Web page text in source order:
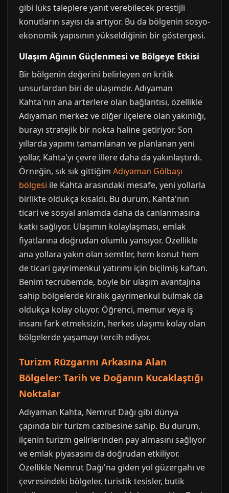
gibi lüks taleplere yanıt verebilecek prestijli
konutların sayısı da artıyor. Bu da bölgenin sosyo-
ekonomik yapısının yükseldiğinin bir göstergesi.
Ulaşım Ağının Güçlenmesi ve Bölgeye Etkisi
Bir bölgenin değerini belirleyen en kritik
unsurlardan biri de ulaşımdır. Adıyaman
Kahta'nın ana arterlere olan bağlantısı, özellikle
Adıyaman merkez ve diğer ilçelere olan yakınlığı,
burayı stratejik bir nokta haline getiriyor. Son
yıllarda yapımı tamamlanan ve planlanan yeni
yollar, Kahta'yı çevre illere daha da yakınlaştırdı.
Örneğin, sık sık gittiğim Adıyaman Gölbaşı
bölgesi ile Kahta arasındaki mesafe, yeni yollarla
birlikte oldukça kısaldı. Bu durum, Kahta'nın
ticari ve sosyal anlamda daha da canlanmasına
katkı sağlıyor. Ulaşımın kolaylaşması, emlak
fiyatlarına doğrudan olumlu yansıyor. Özellikle
ana yollara yakın olan semtler, hem konut hem
de ticari gayrimenkul yatırımı için biçilmiş kaftan.
Benim tecrübemde, böyle bir ulaşım avantajına
sahip bölgelerde kiralık gayrimenkul bulmak da
oldukça kolay oluyor. Öğrenci, memur veya iş
insanı fark etmeksizin, herkes ulaşımı kolay olan
bölgelerde yaşamayı tercih ediyor.
Turizm Rüzgarını Arkasına Alan
Bölgeler: Tarih ve Doğanın Kucaklaştığı
Noktalar
Adıyaman Kahta, Nemrut Dağı gibi dünya
çapında bir turizm cazibesine sahip. Bu durum,
ilçenin turizm gelirlerinden pay almasını sağlıyor
ve emlak piyasasını da doğrudan etkiliyor.
Özellikle Nemrut Dağı'na giden yol güzergahı ve
çevresindeki bölgeler, turistik tesisler, butik